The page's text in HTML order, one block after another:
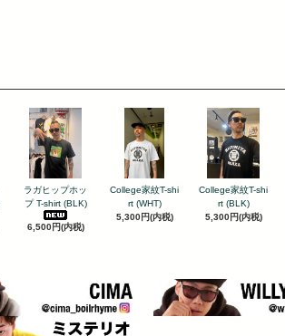
ラガヒップホッ
プ T-shirt (BLK)
6,500円(内税)
College家紋T-shi
rt (WHT)
5,300円(内税)
College家紋T-shi
rt (BLK)
5,300円(内税)